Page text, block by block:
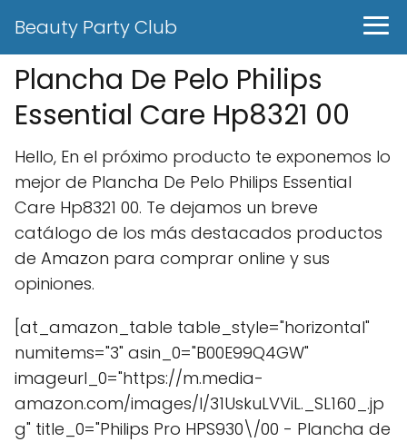
Beauty Party Club
Plancha De Pelo Philips
Essential Care Hp8321 00
Hello, En el próximo producto te exponemos lo
mejor de Plancha De Pelo Philips Essential
Care Hp8321 00. Te dejamos un breve
catálogo de los más destacados productos
de Amazon para comprar online y sus
opiniones.
[at_amazon_table table_style="horizontal"
numitems="3" asin_0="B00E99Q4GW"
imageurl_0="https://m.media-
amazon.com/images/I/31UskuLVViL._SL160_.jp
g" title_0="Philips Pro HPS930\/00 - Plancha de